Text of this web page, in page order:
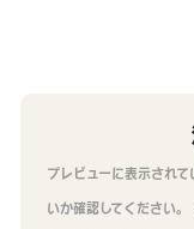
プレビューに表示され
いか確認してください